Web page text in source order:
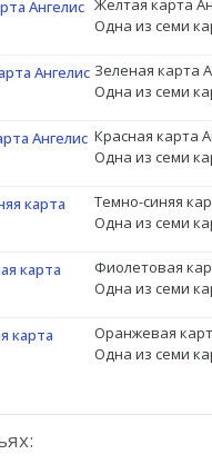
Ангелис Желтая карта
Одна из семи
Ангелис Зеленая карта
Одна из семи
Ангелис Красная карта
Одна из семи
карта
Темно-синяя
Одна из семи
карта
Фиолетовая
Одна из семи
карта
Оранжевая
Одна из семи